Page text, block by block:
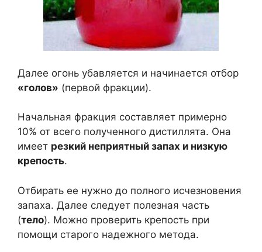
Далее огонь убавляется и начинается отбор
«голов» (первой фракции).
Начальная фракция составляет примерно
10% от всего полученного дистиллята. Она
имеет резкий неприятный запах и низкую
крепость.
Отбирать ее нужно до полного исчезновения
запаха. Далее следует полезная часть
(тело). Можно проверить крепость при
помощи старого надежного метода.